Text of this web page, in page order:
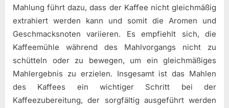
Mahlung führt dazu, dass der Kaffee nicht gleichmäßig
extrahiert werden kann und somit die Aromen und
Geschmacksnoten variieren. Es empfiehlt sich, die
Kaffeemühle während des Mahlvorgangs nicht zu
schütteln oder zu bewegen, um ein gleichmäßiges
Mahlergebnis zu erzielen. Insgesamt ist das Mahlen
des Kaffees ein wichtiger Schritt bei der
Kaffeezubereitung, der sorgfältig ausgeführt werden